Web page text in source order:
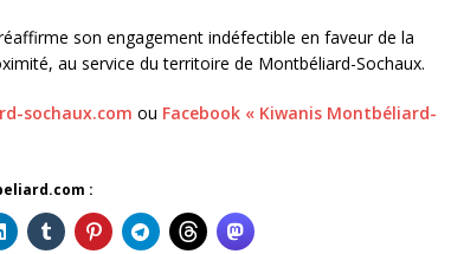
son engagement indéfectible en faveur de la
au service du territoire de Montbéliard-Sochaux.
sochaux.com ou Facebook « Kiwanis Montbéliard-
: